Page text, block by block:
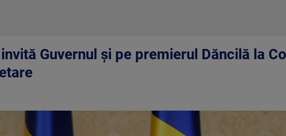
Guvernul și pe premierul Dăncilă la